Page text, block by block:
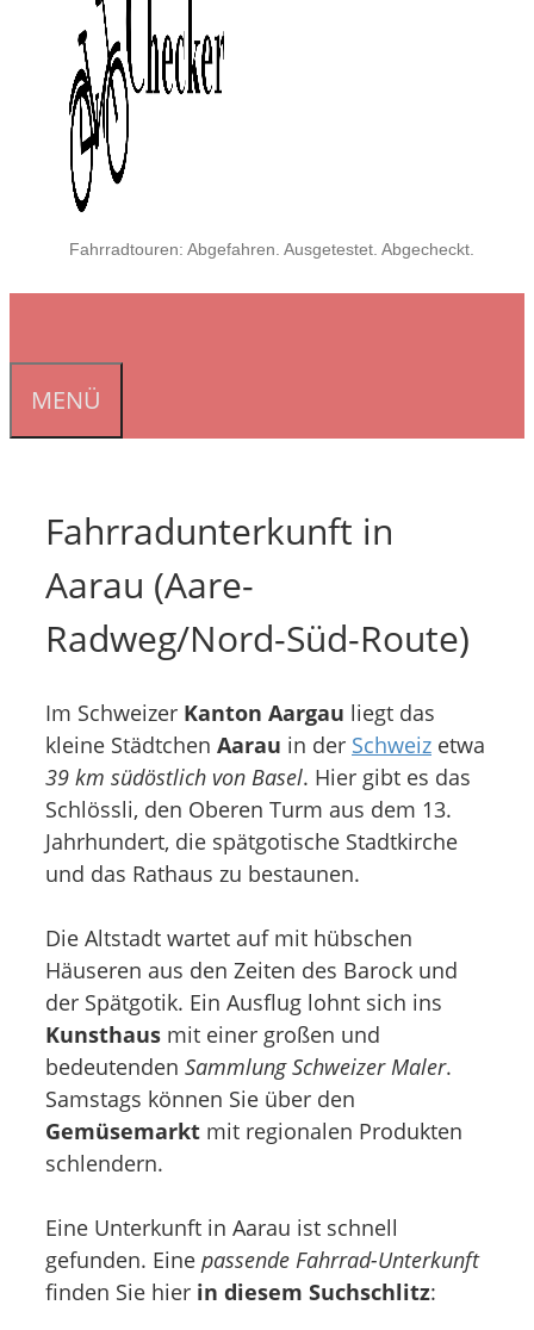
Fahrradtouren: Abgefahren. Ausgetestet. Abgecheckt.
MENÜ
Fahrradunterkunft in
Aarau (Aare-
Radweg/Nord-Süd-Route)
Im Schweizer Kanton Aargau liegt das
kleine Städtchen Aarau in der Schweiz etwa
39 km südöstlich von Basel. Hier gibt es das
Schlössli, den Oberen Turm aus dem 13.
Jahrhundert, die spätgotische Stadtkirche
und das Rathaus zu bestaunen.
Die Altstadt wartet auf mit hübschen
Häuseren aus den Zeiten des Barock und
der Spätgotik. Ein Ausflug lohnt sich ins
Kunsthaus mit einer großen und
bedeutenden Sammlung Schweizer Maler.
Samstags können Sie über den
Gemüsemarkt mit regionalen Produkten
schlendern.
Eine Unterkunft in Aarau ist schnell
gefunden. Eine passende Fahrrad-Unterkunft
finden Sie hier in diesem Suchschlitz: